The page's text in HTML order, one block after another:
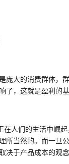
庞大的消费群体，
了，这就是盈利的基
在人们的生活中崛
所当然的。而一旦
决于产品成本的观